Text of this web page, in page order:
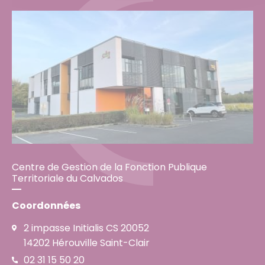
Centre de Gestion de la Fonction Publique
Territoriale du Calvados
Coordonnées
2 impasse Initialis CS 20052
14202 Hérouville Saint-Clair
02 31 15 50 20